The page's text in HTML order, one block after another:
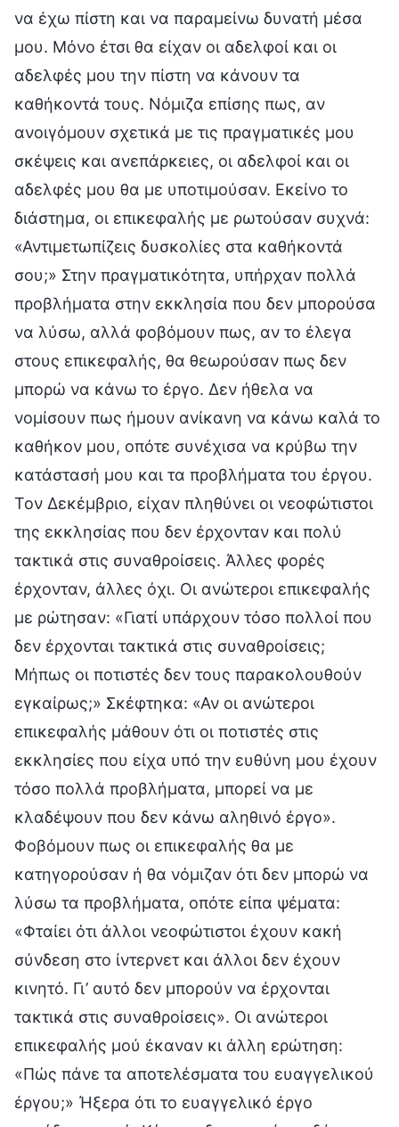
να έχω πίστη και να παραμείνω δυνατή μέσα
μου. Μόνο έτσι θα είχαν οι αδελφοί και οι
αδελφές μου την πίστη να κάνουν τα
καθήκοντά τους. Νόμιζα επίσης πως, αν
ανοιγόμουν σχετικά με τις πραγματικές μου
σκέψεις και ανεπάρκειες, οι αδελφοί και οι
αδελφές μου θα με υποτιμούσαν. Εκείνο το
διάστημα, οι επικεφαλής με ρωτούσαν συχνά:
«Αντιμετωπίζεις δυσκολίες στα καθήκοντά
σου;» Στην πραγματικότητα, υπήρχαν πολλά
προβλήματα στην εκκλησία που δεν μπορούσα
να λύσω, αλλά φοβόμουν πως, αν το έλεγα
στους επικεφαλής, θα θεωρούσαν πως δεν
μπορώ να κάνω το έργο. Δεν ήθελα να
νομίσουν πως ήμουν ανίκανη να κάνω καλά το
καθήκον μου, οπότε συνέχισα να κρύβω την
κατάστασή μου και τα προβλήματα του έργου.
Τον Δεκέμβριο, είχαν πληθύνει οι νεοφώτιστοι
της εκκλησίας που δεν έρχονταν και πολύ
τακτικά στις συναθροίσεις. Άλλες φορές
έρχονταν, άλλες όχι. Οι ανώτεροι επικεφαλής
με ρώτησαν: «Γιατί υπάρχουν τόσο πολλοί που
δεν έρχονται τακτικά στις συναθροίσεις;
Μήπως οι ποτιστές δεν τους παρακολουθούν
εγκαίρως;» Σκέφτηκα: «Αν οι ανώτεροι
επικεφαλής μάθουν ότι οι ποτιστές στις
εκκλησίες που είχα υπό την ευθύνη μου έχουν
τόσο πολλά προβλήματα, μπορεί να με
κλαδέψουν που δεν κάνω αληθινό έργο».
Φοβόμουν πως οι επικεφαλής θα με
κατηγορούσαν ή θα νόμιζαν ότι δεν μπορώ να
λύσω τα προβλήματα, οπότε είπα ψέματα:
«Φταίει ότι άλλοι νεοφώτιστοι έχουν κακή
σύνδεση στο ίντερνετ και άλλοι δεν έχουν
κινητό. Γι’ αυτό δεν μπορούν να έρχονται
τακτικά στις συναθροίσεις». Οι ανώτεροι
επικεφαλής μού έκαναν κι άλλη ερώτηση:
«Πώς πάνε τα αποτελέσματα του ευαγγελικού
έργου;» Ήξερα ότι το ευαγγελικό έργο